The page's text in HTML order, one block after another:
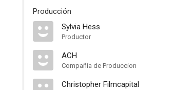
Producción
Sylvia Hess
Productor
ACH
Compañía de Produccion
Christopher Filmcapital